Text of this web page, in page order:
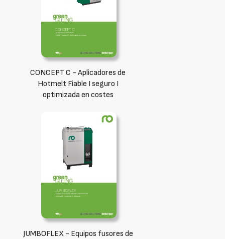
CONCEPT C - Aplicadores de
Hotmelt Fiable I seguro I
optimizada en costes
JUMBOFLEX - Equipos fusores de